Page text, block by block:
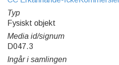
Typ
Fysiskt objekt
Media id/signum
D047.3
Ingår i samlingen